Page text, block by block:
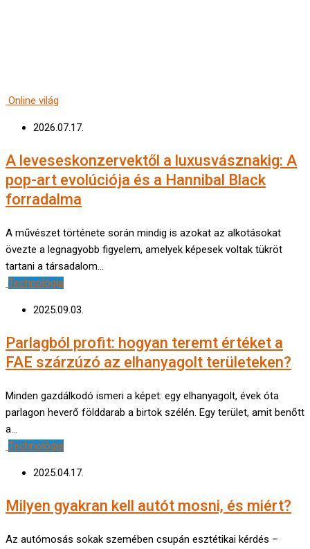
Online világ
2026.07.17.
A leveseskonzervektől a luxusvásznakig: A
pop-art evolúciója és a Hannibal Black
forradalma
A művészet története során mindig is azokat az alkotásokat
övezte a legnagyobb figyelem, amelyek képesek voltak tükröt
tartani a társadalom…
Technológia
2025.09.03.
Parlagból profit: hogyan teremt értéket a
FAE szárzúzó az elhanyagolt területeken?
Minden gazdálkodó ismeri a képet: egy elhanyagolt, évek óta
parlagon heverő földdarab a birtok szélén. Egy terület, amit benőtt
a…
Technológia
2025.04.17.
Milyen gyakran kell autót mosni, és miért?
Az autómosás sokak szemében csupán esztétikai kérdés –